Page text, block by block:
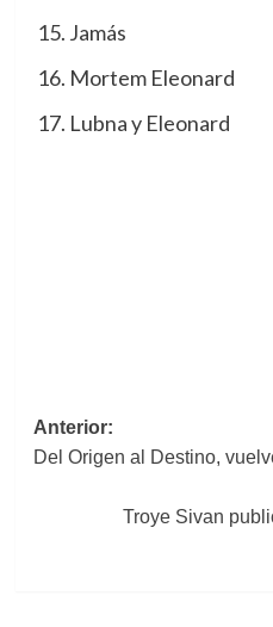
Jamás
Mortem Eleonard
Lubna y Eleonard
Navegación
de
entradas
Anterior:
Del Origen al Destino,
Troye Sivan